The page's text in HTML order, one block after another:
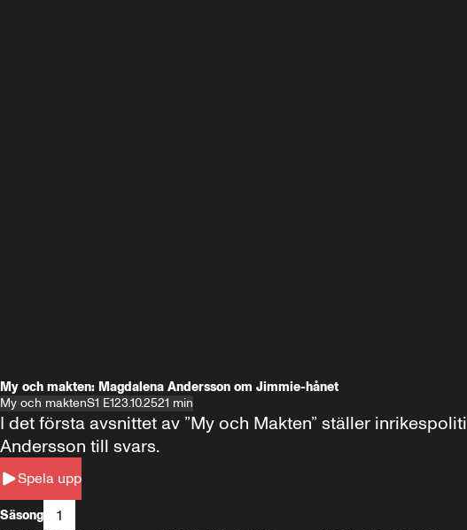
My och makten: Magdalena Andersson om Jimmie-hånet
My och maktenS1 E123.10.2521 min
Spela upp
I det första avsnittet av ”My och Makten” ställer
Andersson till svars.
Säsong 1